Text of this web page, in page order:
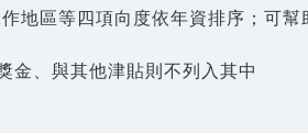
地區等四項向度依年資排序；可幫
金、與其他津貼則不列入其中